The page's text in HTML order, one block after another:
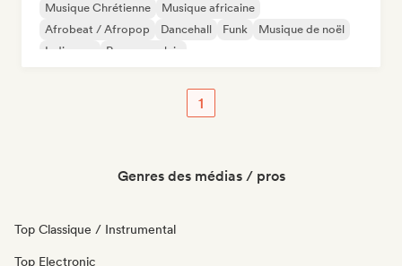
Musique Chrétienne
Musique africaine
Afrobeat / Afropop
Dancehall Funk
Musique de noël
Indie pop
Rap en anglais
1
Genres des médias / pros
Top Classique / Instrumental
Top Electronic